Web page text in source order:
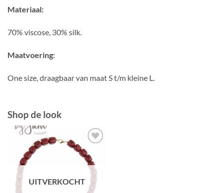
Materiaal:
70% viscose, 30% silk.
Maatvoering:
One size, draagbaar van maat S t/m kleine L.
Shop de look
Toevoegen
aan
verlanglijst
UITVERKOCHT